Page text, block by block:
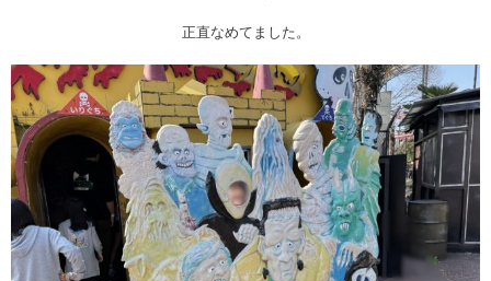
正直なめてました。